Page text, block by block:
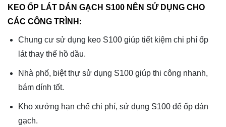
KEO ỐP LÁT DÁN GẠCH S100 NÊN SỬ DỤNG CHO
CÁC CÔNG TRÌNH:
Chung cư sử dụng keo S100 giúp tiết kiệm chi phí ốp
lát thay thế hồ dầu.
Nhà phố, biệt thự sử dụng S100 giúp thi công nhanh,
bám dính tốt.
Kho xưởng hạn chế chi phí, sử dụng S100 để ốp dán
gạch.